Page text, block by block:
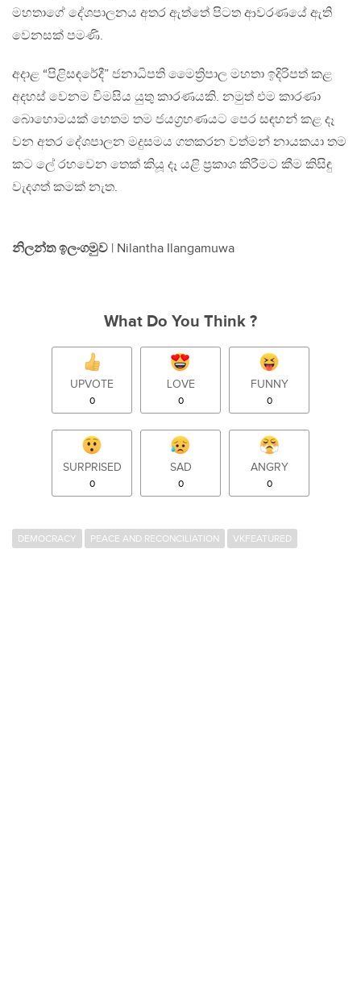
මහතාගේ දේශපාලනය අතර ඇත්තේ පිටත ආවරණයේ ඇති
වෙනසක් පමණි.
අදාළ “පිළිසඳරේදී” ජනාධිපති මෛත්‍රිපාල මහතා ඉදිරිපත් කළ
අදහස් වෙනම විමසිය යුතු කාරණයකි. නමුත් එම කාරණා
බොහොමයක් හෙතම තම ජයග්‍රහණයට පෙර සඳහන් කළ දෑ
වන අතර දේශපාලන මදුසමය ගතකරන වත්මන් නායකයා තම
කට ලේ රහවෙන තෙක් කියූ දෑ යළි ප්‍රකාශ කිරීමට කීම කිසිඳු
වැදගත් කමක් නැත.
නිලන්ත ඉලංගමුව | Nilantha Ilangamuwa
What Do You Think ?
UPVOTE
0
LOVE
0
FUNNY
0
SURPRISED
0
SAD
0
ANGRY
0
DEMOCRACY PEACE AND RECONCILIATION VKFEATURED